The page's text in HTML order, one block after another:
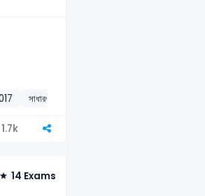
সাধারণ জ্ঞান
1.7k
14 Exams